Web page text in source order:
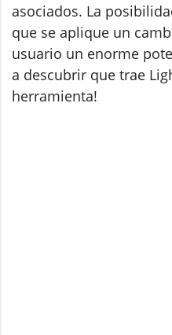
asociados. La
que se aplique un
usuario un enorme
a descubrir que trae
herramienta!